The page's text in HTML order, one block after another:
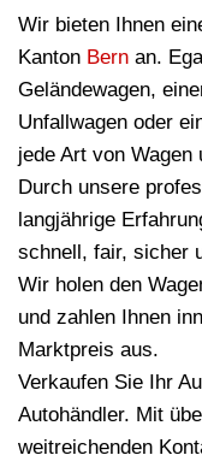
Wir bieten Ihnen
Kanton Bern an.
Geländewagen,
Unfallwagen oder
jede Art von Wagen
Durch unsere
langjährige
schnell, fair, sicher
Wir holen den
und zahlen Ihnen
Marktpreis aus.
Verkaufen Sie Ihr
Autohändler. Mit
weitreichenden